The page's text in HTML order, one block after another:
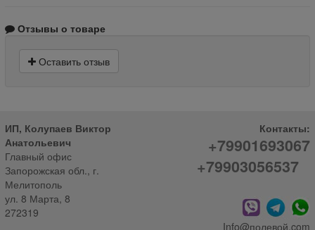
Отзывы о товаре
Оставить отзыв
ИП, Колупаев Виктор
Анатольевич
Главный офис
Запорожская обл., г.
Мелитополь
ул. 8 Марта, 8
272319
Контакты:
+79901693067
+79903056537
Info@полевой.com